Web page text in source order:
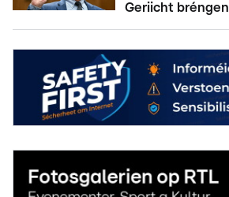
Geriicht bréngen